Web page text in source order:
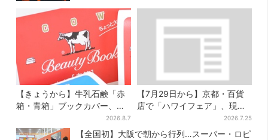
【きょうから】牛乳石鹸「赤
箱・青箱」ブックカバー、大
阪で無料配布！ 先着1000名
に「牛のカード」も
2026.8.7
【7月29日から】京都・百貨
店で「ハワイフェア」、現地
で人気のロコモコ＆数量限定
ドーナツがずらり
2026.7.25
【全国初】大阪で朝から行列…スーパー・ロピ